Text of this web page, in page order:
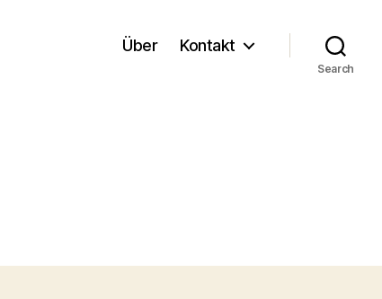
Über Kontakt
Search